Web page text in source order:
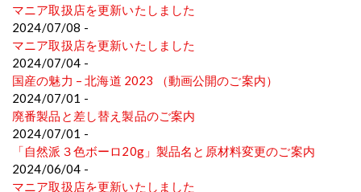
マニア取扱店を更新いたしました
2024/07/08 -
マニア取扱店を更新いたしました
2024/07/04 -
国産の魅力 – 北海道 2023 （動画公開のご案内）
2024/07/01 -
廃番製品と差し替え製品のご案内
2024/07/01 -
「自然派３色ボーロ20g」製品名と原材料変更のご案内
2024/06/04 -
マニア取扱店を更新いたしました